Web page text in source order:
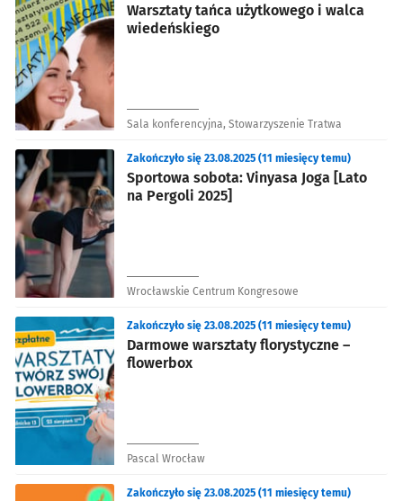
Warsztaty tańca użytkowego i walca
wiedeńskiego
Sala konferencyjna, Stowarzyszenie Tratwa
Sportowa sobota: Vinyasa Joga [Lato
na Pergoli 2025]
Zakończyło się 23.08.2025 (11 miesięcy temu)
Wrocławskie Centrum Kongresowe
Darmowe warsztaty florystyczne –
flowerbox
Zakończyło się 23.08.2025 (11 miesięcy temu)
Pascal Wrocław
Zakończyło się 23.08.2025 (11 miesięcy temu)